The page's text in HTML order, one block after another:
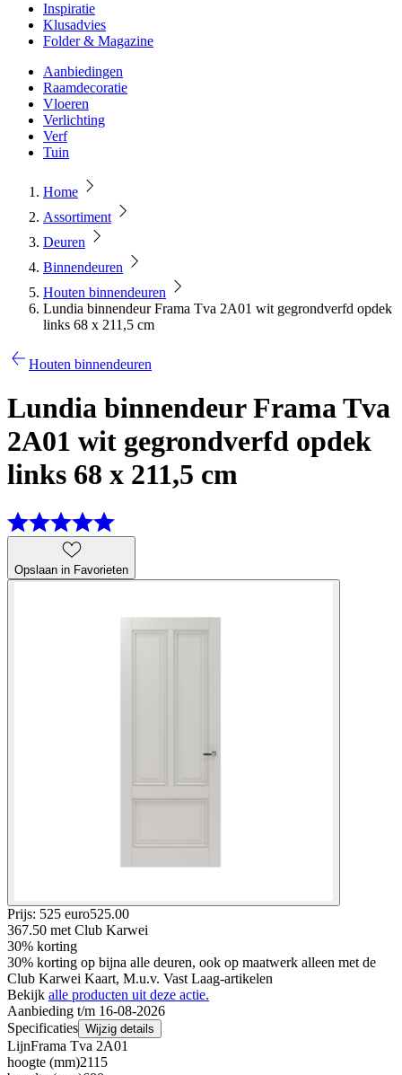
Inspiratie
Klusadvies
Folder & Magazine
Aanbiedingen
Raamdecoratie
Vloeren
Verlichting
Verf
Tuin
Home
Assortiment
Deuren
Binnendeuren
Houten binnendeuren
Lundia binnendeur Frama Tva 2A01 wit gegrondverfd opdek
links 68 x 211,5 cm
Houten binnendeuren
Lundia binnendeur Frama Tva
2A01 wit gegrondverfd opdek
links 68 x 211,5 cm
Opslaan in Favorieten
Prijs: 525 euro525.00
367.50 met Club Karwei
30% korting
30% korting op bijna alle deuren, ook op maatwerk alleen met de
Club Karwei Kaart, M.u.v. Vast Laag-artikelen
Bekijk alle producten uit deze actie.
Aanbieding t/m 16-08-2026
Specificaties Wijzig details
LijnFrama Tva 2A01
hoogte (mm)2115